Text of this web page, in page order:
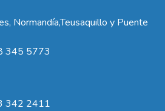
Normandía,Teusaquillo y Puente
345 5773
342 2411